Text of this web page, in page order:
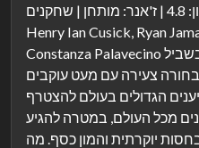
ציון: 4.8 | ז'אנר: מותחן | שחקנים: Evan Williams, Shelley Q.,
Henry Ian Cusick, Ryan
Constanza Palavecino כמה רחוק הייתם מגיעים בשביל
בחורה צעירה עם מעט עוקבים
הגדולים בעולם להצטרף
מכל העולם, במטרה להגיע
בחסות יוקרתית והמון כסף. מה